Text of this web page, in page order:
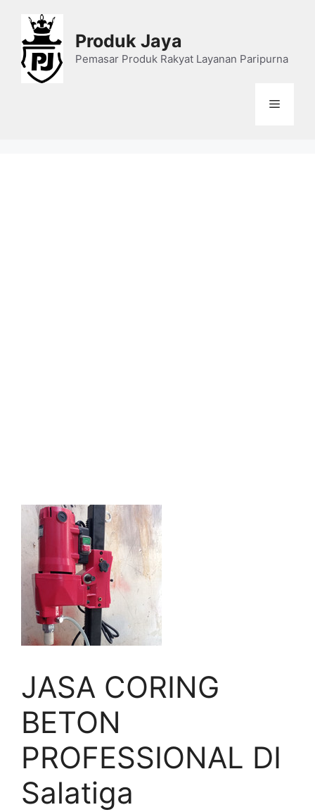
content
Produk Jaya
Pemasar Produk Rakyat Layanan Paripurna
Menu
JASA CORING
BETON
PROFESSIONAL DI
Salatiga